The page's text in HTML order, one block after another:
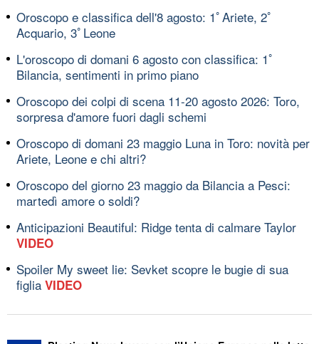
Oroscopo e classifica dell'8 agosto: 1ﾟAriete, 2ﾟ
Acquario, 3ﾟLeone
L'oroscopo di domani 6 agosto con classifica: 1ﾟ
Bilancia, sentimenti in primo piano
Oroscopo dei colpi di scena 11-20 agosto 2026: Toro,
sorpresa d'amore fuori dagli schemi
Oroscopo di domani 23 maggio Luna in Toro: novità per
Ariete, Leone e chi altri?
Oroscopo del giorno 23 maggio da Bilancia a Pesci:
martedì amore o soldi?
Anticipazioni Beautiful: Ridge tenta di calmare Taylor
VIDEO
Spoiler My sweet lie: Sevket scopre le bugie di sua
figlia VIDEO